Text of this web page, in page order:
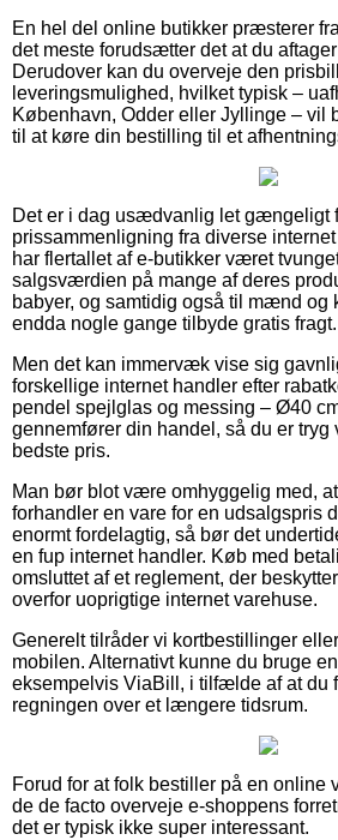
En hel del online butikker præsterer
det meste forudsætter det at du
Derudover kan du overveje den
leveringsmulighed, hvilket typisk –
København, Odder eller Jyllinge – vil
til at køre din bestilling til et
Det er i dag usædvanlig let gængeligt
prissammenligning fra diverse
har flertallet af e-butikker været
salgsværdien på mange af deres
babyer, og samtidig også til mænd og
endda nogle gange tilbyde gratis fragt.
Men det kan immervæk vise sig
forskellige internet handler efter
pendel spejlglas og messing – Ø40
gennemfører din handel, så du er tryg
bedste pris.
Man bør blot være omhyggelig med,
forhandler en vare for en udsalgspris
enormt fordelagtig, så bør det
en fup internet handler. Køb med
omsluttet af et reglement, der
overfor uoprigtige internet varehuse.
Generelt tilråder vi kortbestillinger
mobilen. Alternativt kunne du bruge
eksempelvis ViaBill, i tilfælde af at
regningen over et længere tidsrum.
Forud for at folk bestiller på en online
de de facto overveje e-shoppens
det er typisk ikke super interessant.